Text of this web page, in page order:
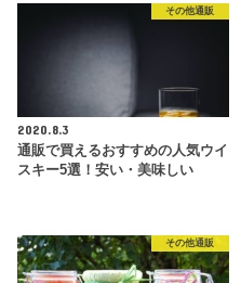
その他通販
2020.8.3
通販で買えるおすすめの人気ウイ
スキー5選！安い・美味しい
その他通販